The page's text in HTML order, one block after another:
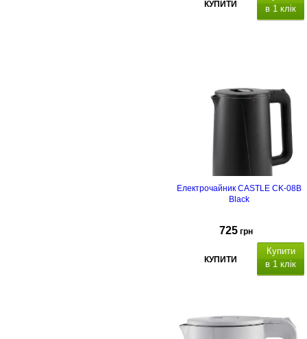
КУПИТИ
в 1 клік
Електрочайник CASTLE CK-08B
Black
725 грн
КУПИТИ
Купити
в 1 клік